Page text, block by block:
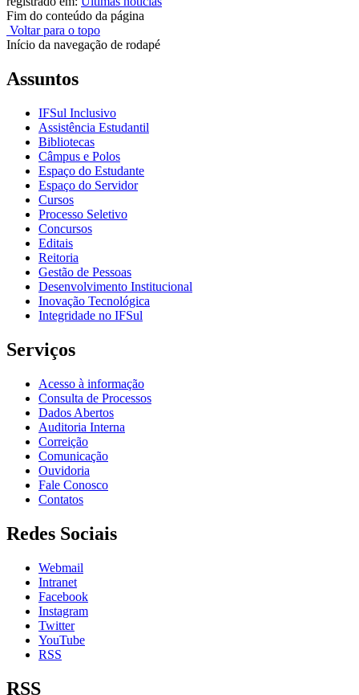
Fim do conteúdo da página
Voltar para o topo
Início da navegação de rodapé
Assuntos
IFSul Inclusivo
Assistência Estudantil
Bibliotecas
Câmpus e Polos
Espaço do Estudante
Espaço do Servidor
Cursos
Processo Seletivo
Concursos
Editais
Reitoria
Gestão de Pessoas
Desenvolvimento Institucional
Inovação Tecnológica
Integridade no IFSul
Serviços
Acesso à informação
Consulta de Processos
Dados Abertos
Auditoria Interna
Correição
Comunicação
Ouvidoria
Fale Conosco
Contatos
Redes Sociais
Webmail
Intranet
Facebook
Instagram
Twitter
YouTube
RSS
RSS